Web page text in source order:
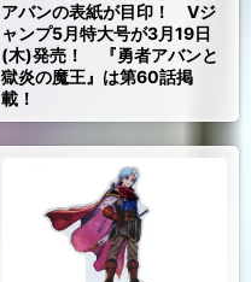
アバンの表紙が目印！ Vジ
ャンプ5月特大号が3月19日
(木)発売！ 『勇者アバンと
獄炎の魔王』は第60話掲
載！